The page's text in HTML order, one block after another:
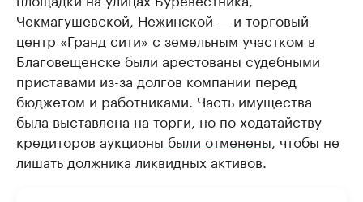
Чекмагушевской, Нежинской — и торговый
центр «Гранд сити» с земельным участком в
Благовещенске были арестованы судебными
приставами из-за долгов компании перед
бюджетом и работниками. Часть имущества
была выставлена на торги, но по ходатайству
кредиторов аукционы были отменены, чтобы не
лишать должника ликвидных активов.